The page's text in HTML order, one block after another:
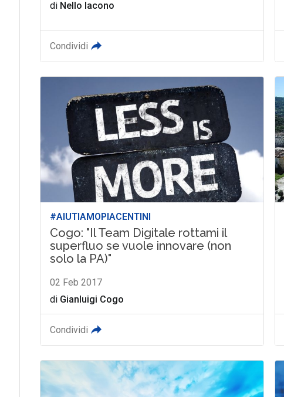
di Nello Iacono
Condividi
#AIUTIAMOPIACENTINI
Cogo: "Il Team Digitale rottami il
superfluo se vuole innovare (non
solo la PA)"
02 Feb 2017
di Gianluigi Cogo
Condividi